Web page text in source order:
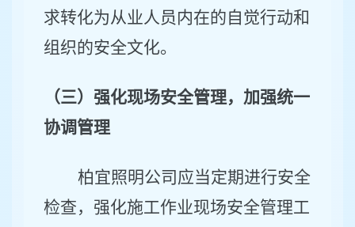
求转化为从业人员内在的自觉行动和
组织的安全文化。
（三）强化现场安全管理，加强统一
协调管理
柏宜照明公司 应当定期进行安全
检查， 强化施工作业现场安全管理工